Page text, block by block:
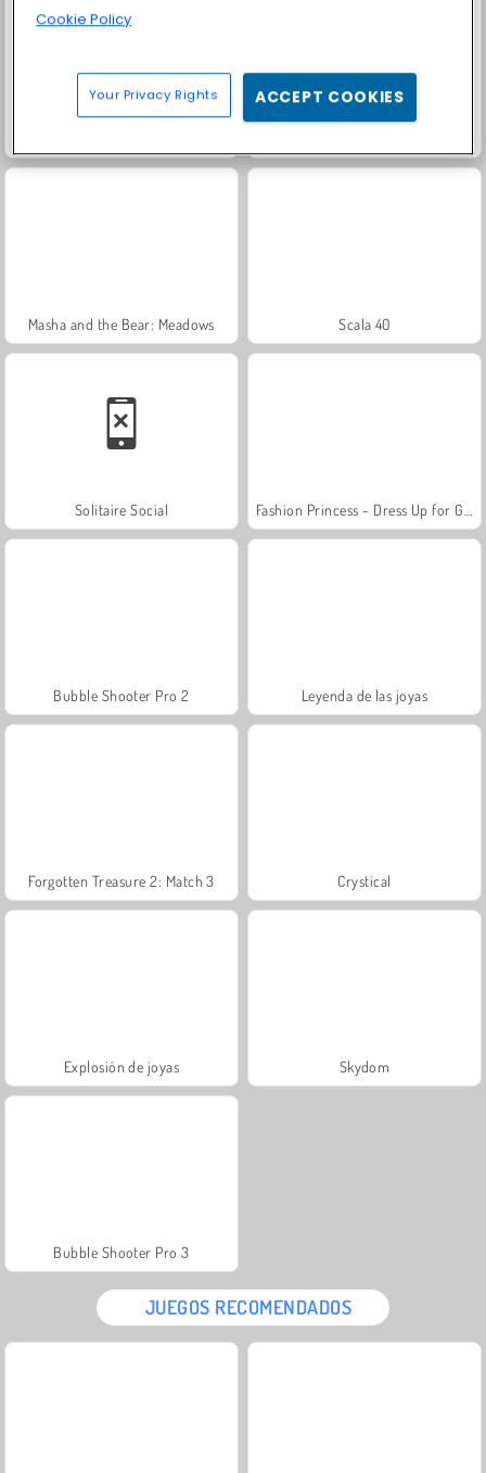
Masha and the Bear: Meadows Scala 40
Solitaire Social
Bubble Shooter Pro 2 Leyenda de las joyas
Forgotten Treasure 2: Match 3 Crystical
Explosión de joyas Skydom
Bubble Shooter Pro 3
JUEGOS RECOMENDADOS
Cookie Policy
Your Privacy Rights ACCEPT COOKIES